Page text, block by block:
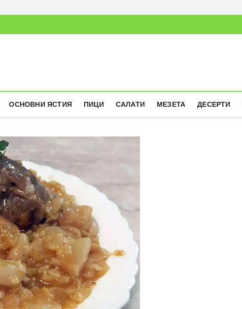
ОСНОВНИ ЯСТИЯ ПИЦИ САЛАТИ МЕЗЕТА ДЕСЕРТИ